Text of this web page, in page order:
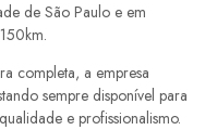
de São Paulo e em
completa, a empresa
sempre disponível para
e profissionalismo.